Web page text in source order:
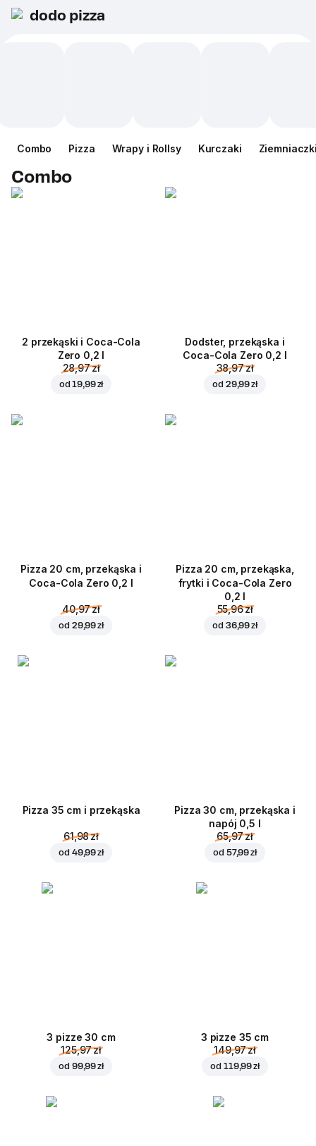
dodo pizza
Сombo Pizza Wrapy i Rollsy Kurczaki
Сombo
2 przekąski i Coca-Cola
Zero 0,2 l
28,97 zł
od19,99 zł
Dodster, przekąska i
Coca-Cola Zero 0,2 l
38,97 zł
od 29,99 zł
Pizza 20 cm, przekąska i
Coca-Cola Zero 0,2 l
40,97 zł
od 29,99 zł
Pizza 20 cm, przekąska,
frytki i Coca-Cola Zero
0,2 l
55,96 zł
od 36,99 zł
Pizza 35 cm i przekąska
61,98 zł
od 49,99 zł
Pizza 30 cm, przekąska i
napój 0,5 l
65,97 zł
od 57,99 zł
3 pizze 30 cm
125,97 zł
od 99,99 zł
3 pizze 35 cm
149,97 zł
od 119,99 zł